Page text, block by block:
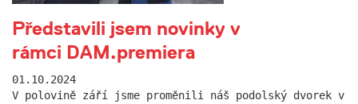
Představili jsem novinky v
rámci DAM.premiera
01.10.2024
V polovině září jsme proměnili náš podolský dvorek v